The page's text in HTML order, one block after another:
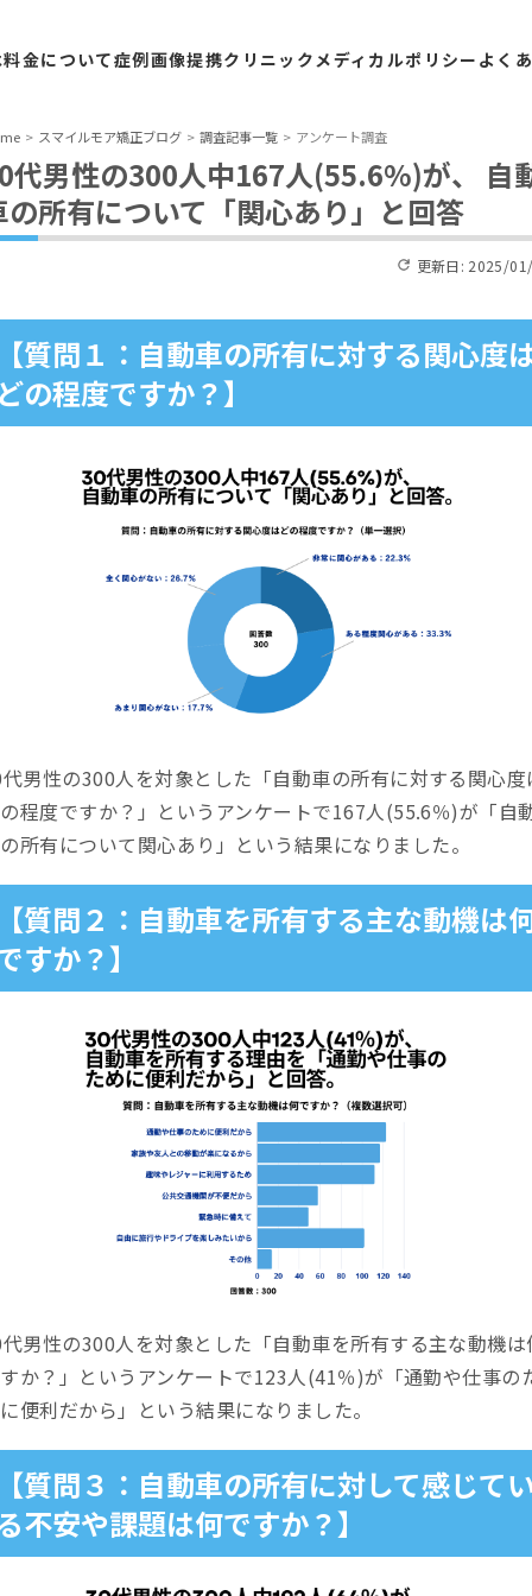
料金について症例画像提携クリニックメディカルポリシー よく
スマイルモア矯正ブログ 調査記事一覧 アンケート調査
代男性の300人中167人(55.6%)が、 自
の所有について「関心あり」と回答
更新日: 2025/
質問１：自動車の所有に対する関心度
の程度ですか？】
男性の300人を対象とした「自動車の所有に対する関心度
程度ですか？」というアンケートで167人(55.6％)が「自
所有について関心あり」という結果になりました。
質問２：自動車を所有する主な動機は
すか？】
男性の300人を対象とした「自動車を所有する主な動機は
か？」というアンケートで123人(41％)が「通勤や仕事の
便利だから」という結果になりました。
質問３：自動車の所有に対して感じて
不安や課題は何ですか？】